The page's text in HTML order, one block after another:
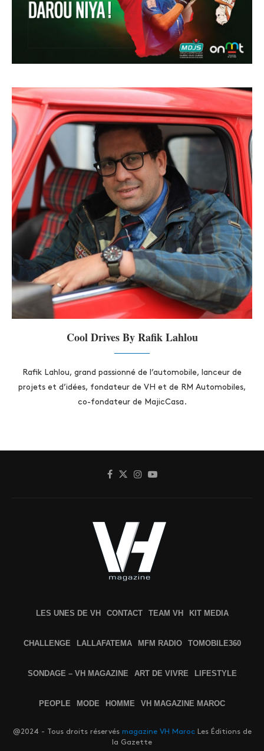
Cool Drives By Rafik Lahlou
Rafik Lahlou, grand passionné de l’automobile, lanceur de
projets et d’idées, fondateur de VH et de RM Automobiles,
co-fondateur de MajicCasa.
LES UNES DE VH CONTACT TEAM VH KIT MEDIA
CHALLENGE LALLAFATEMA MFM RADIO TOMOBILE360
SONDAGE – VH MAGAZINE ART DE VIVRE LIFESTYLE
PEOPLE MODE HOMME VH MAGAZINE MAROC
@2024 - Tous droits réservés magazine VH MarocLes Éditions de
la Gazette